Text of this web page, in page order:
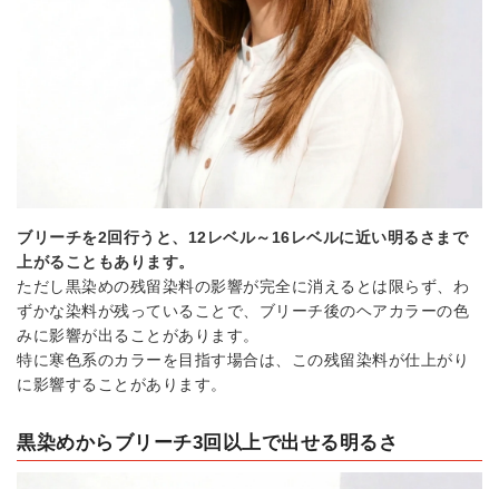
ブリーチを2回行うと、12レベル～16レベルに近い明るさまで
上がることもあります。
ただし黒染めの残留染料の影響が完全に消えるとは限らず、わ
ずかな染料が残っていることで、ブリーチ後のヘアカラーの色
みに影響が出ることがあります。
特に寒色系のカラーを目指す場合は、この残留染料が仕上がり
に影響することがあります。
黒染めからブリーチ3回以上で出せる明るさ